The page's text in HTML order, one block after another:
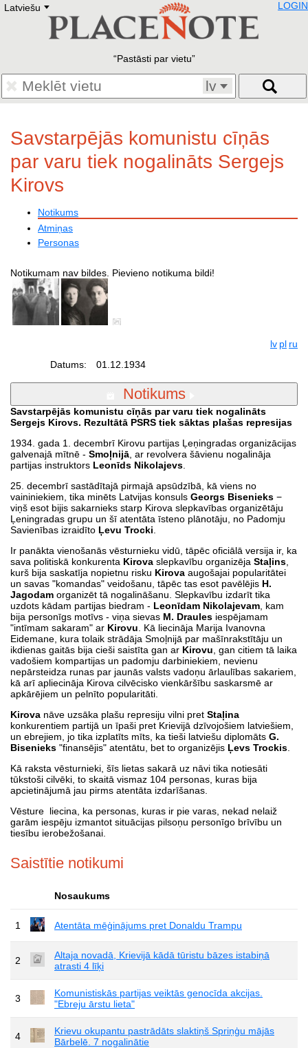
Latviešu E
Deutsch
Francais
Polski
Eestikeelne
LOGIN
Pastāsti par vietu
lv
Savstarpējās komunistu cīņās
par varu tiek nogalināts Sergejs
Kirovs
Notikums
Atmiņas
Personas
Notikumam nav bildes. Pievieno notikuma bildi!
lv pl ru
Datums:
01.12.1934
Notikums
Savstarpējās komunistu cīņās par varu tiek nogalināts
Sergejs Kirovs. Rezultātā PSRS tiek sāktas plašas represijas
1934. gada 1. decembrī Kirovu partijas Ļeņingradas organizācijas
galvenajā mītnē - Smoļnijā , ar revolvera šāvienu nogalināja
partijas instruktors Leonīds Nikolajevs
25. decembrī sastādītajā pirmajā apsūdzībā, kā viens no
vaininiekiem, tika minēts Latvijas konsuls Georgs Bisenieks −
viņš esot bijis sakarnieks starp Kirova slepkavības organizētāju
Ļeningradas grupu un šī atentāta īsteno plānotāju, no Padomju
Savienības izraidīto Ļevu Trocki
Ir panākta vienošanās vēsturnieku vidū, tāpēc oficiālā versija ir, ka
sava politiskā konkurenta Kirova slepkavību organizēja Staļins
kurš bija saskatīja nopietnu risku Kirova augošajai popularitātei
un savas "komandas" veidošanu, tāpēc tas esot pavēlējis H.
Jagodam organizēt tā nogalināšanu. Slepkavību izdarīt tika
uzdots kādam partijas biedram - Leonīdam Nikolajevam , kam
bija personīgs motīvs - viņa sievas M. Draules iespējamam
"intīmam sakaram" ar Kirovu . Kā liecināja Marija Ivanovna
Eidemane, kura tolaik strādāja Smoļnijā par mašīnrakstītāju un
ikdienas gaitās bija cieši saistīta gan ar Kirovu , gan citiem tā laika
vadošiem kompartijas un padomju darbiniekiem, nevienu
nepārsteidza runas par jaunās valsts vadoņu ārlaulības sakariem,
kā arī apliecināja Kirova cilvēcisko vienkāršību saskarsmē ar
apkārējiem un pelnīto popularitāti.
Kirova nāve uzsāka plašu represiju vilni pret Staļina
konkurentiem partijā un īpaši pret Krievijā dzīvojošiem latviešiem,
un ebrejiem, jo tika izplatīts mīts, ka tieši latviešu diplomāts G.
Bisenieks "finansējis" atentātu, bet to organizējis Ļevs Trockis
Kā raksta vēsturnieki, šīs lietas sakarā uz nāvi tika notiesāti
tūkstoši cilvēki, to skaitā vismaz 104 personas, kuras bija
apcietinājumā jau pirms atentāta izdarīšanas.
Vēsture liecina, ka personas, kuras ir pie varas, nekad nelaiž
garām iespēju izmantot situācijas pilsoņu personīgo brīvību un
tiesību ierobežošanai.
Saistītie notikumi
Nosaukums
1 Atentāta mēģinājums pret Donaldu Trampu
2
Altaja novadā, Krievijā kādā tūristu bāzes istabiņā
atrasti 4 līķi
3
Komunistiskās partijas veiktās genocīda akcijas.
"Ebreju ārstu lieta"
4
Krievu okupantu pastrādāts slaktiņš Spriņģu mājās
Bārbelē. 7 nogalinātie